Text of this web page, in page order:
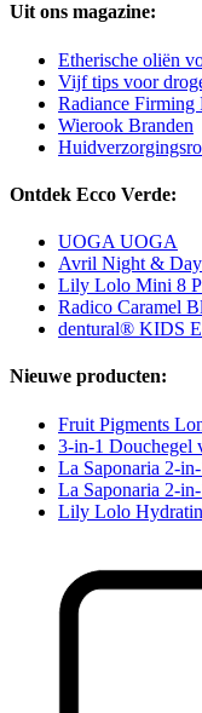
Uit ons magazine:
Etherische oliën
Vijf tips voor
Radiance Firming
Wierook Branden
Ontdek Ecco Verde:
UOGA UOGA
Avril Night &
Lily Lolo Mini 8
Radico Caramel
dentural® KIDS
Nieuwe producten:
Fruit Pigments
3-in-1 Douchegel
La Saponaria 2-
La Saponaria 2-
Lily Lolo